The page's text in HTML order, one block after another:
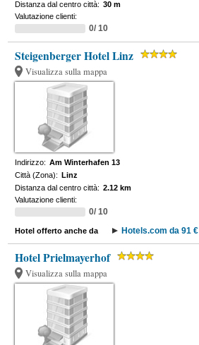
Distanza dal centro città: 30 m
Valutazione clienti:
0/ 10
Steigenberger Hotel Linz
Visualizza sulla mappa
Indirizzo: Am Winterhafen 13
Città (Zona): Linz
Distanza dal centro città: 2.12 km
Valutazione clienti:
0/ 10
Hotel offerto anche da Hotels.com da 91 €
Hotel Prielmayerhof
Visualizza sulla mappa